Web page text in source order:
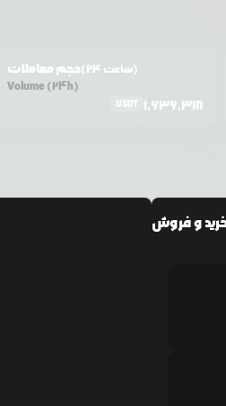
حجم معاملات
(24 ساعت)
Volume (24h)
USDT 1,636,318